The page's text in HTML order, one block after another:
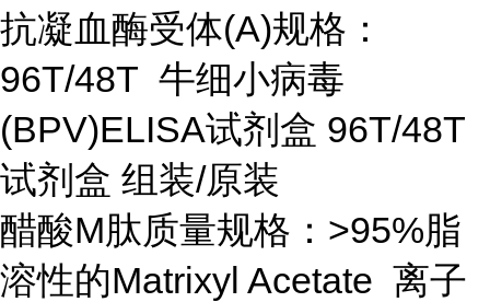
抗凝血酶受体(A)规格：
96T/48T 牛细小病毒
(BPV)ELISA试剂盒 96T/48T
试剂盒 组装/原装
醋酸M肽质量规格：>95%脂
溶性的Matrixyl Acetate 离子